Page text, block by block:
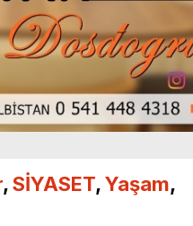
,SİYASET,Yaşam,